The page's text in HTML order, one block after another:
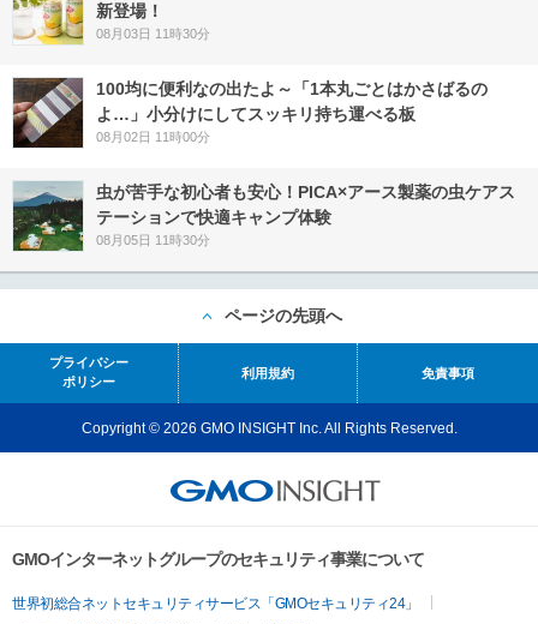
新登場！
08月03日 11時30分
100均に便利なの出たよ～「1本丸ごとはかさばるの
よ…」小分けにしてスッキリ持ち運べる板
08月02日 11時00分
虫が苦手な初心者も安心！PICA×アース製薬の虫ケアス
テーションで快適キャンプ体験
08月05日 11時30分
ページの先頭へ
プライバシー
ポリシー
利用規約 免責事項
Copyright © 2026 GMO INSIGHT Inc. All Rights Reserved.
GMOインターネットグループのセキュリティ事業について
世界初総合ネットセキュリティサービス「GMOセキュリティ24」